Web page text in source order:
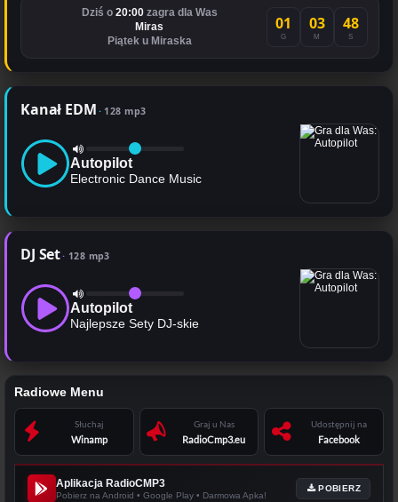
Dziś o 20:00zagra dla Was
Miras
Piątek u Miraska
01
G
03
M
48
S
Kanał EDM 128 mp3
Autopilot
Electronic Dance Music
DJ Set 128 mp3
Autopilot
Najlepsze Sety DJ-skie
Radiowe Menu
Słuchaj
Winamp
Graj u Nas
RadioCmp3.eu
Udostępnij na
Facebook
Aplikacja RadioCMP3
Pobierz na Android • Google Play • Darmowa Apka!
POBIERZ